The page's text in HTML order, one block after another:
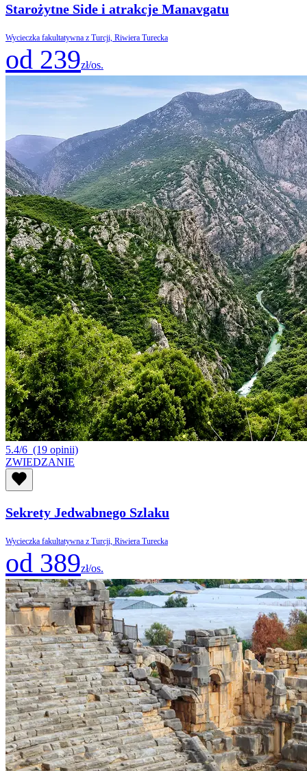
Starożytne Side i atrakcje Manavgatu
Wycieczka fakultatywna z Turcji, Riwiera Turecka
od 239zł/os.
5.4/6 (19 opinii)
ZWIEDZANIE
Sekrety Jedwabnego Szlaku
Wycieczka fakultatywna z Turcji, Riwiera Turecka
od 389zł/os.